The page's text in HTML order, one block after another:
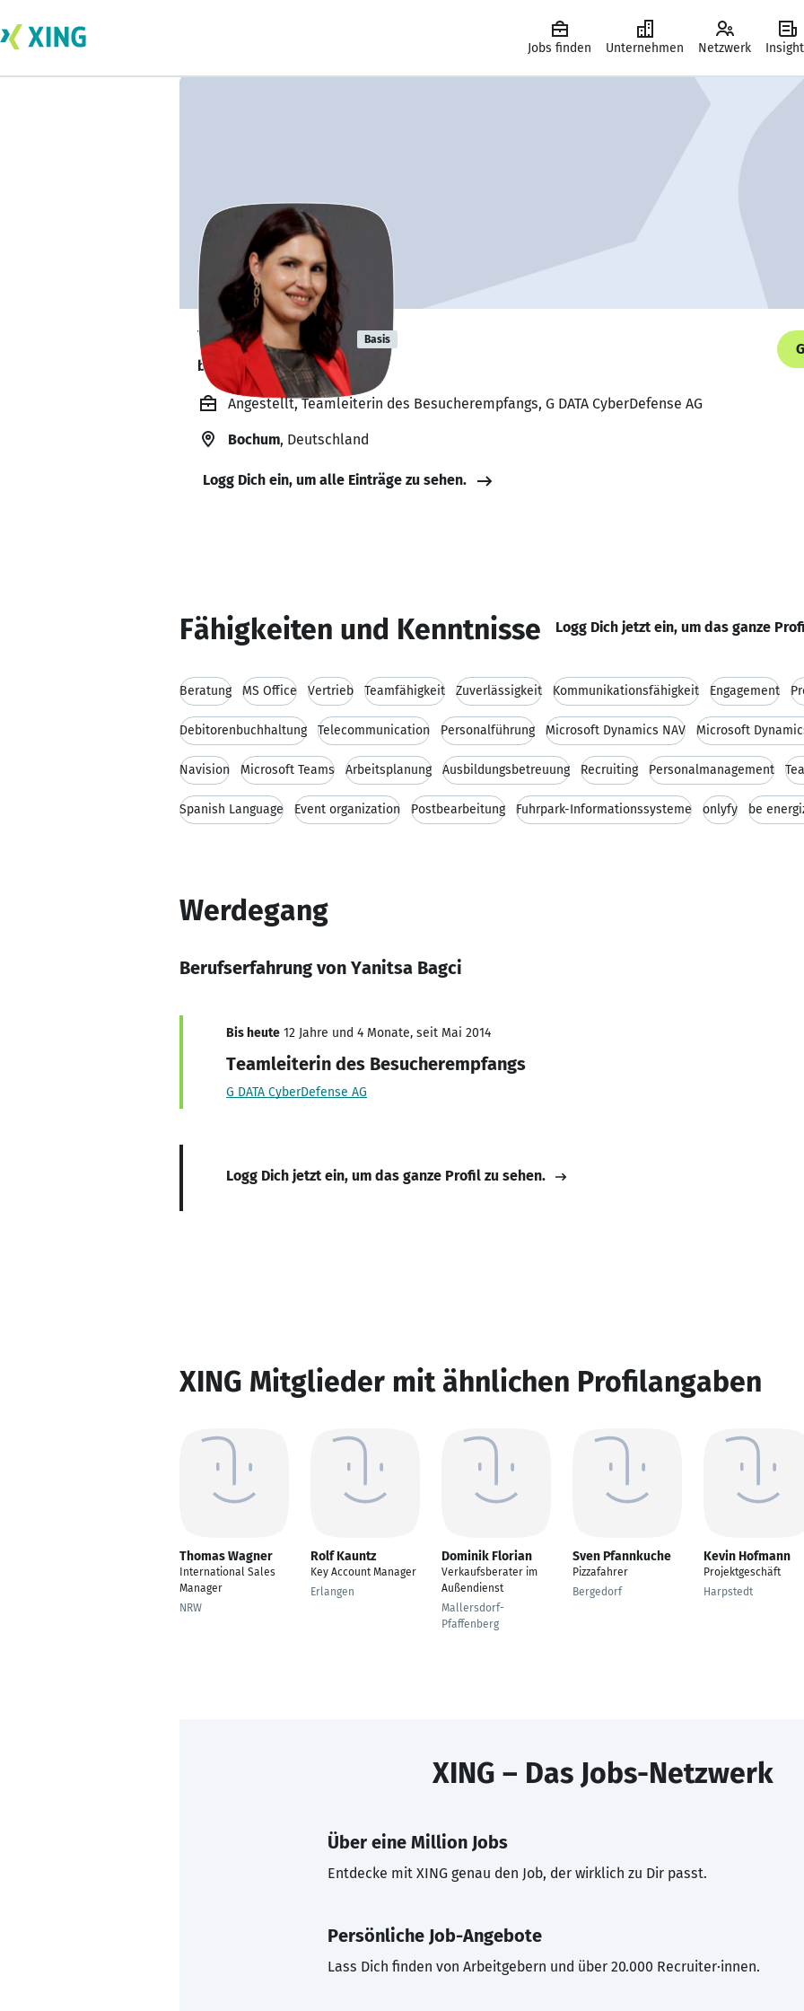
Jobs finden Unternehmen Netzwerk
Yanitsa Bagci Basis
bildet sich zurzeit weiter. 🎓
Angestellt, Teamleiterin des Besucherempfangs, G DATA CyberDefense AG
Bochum, Deutschland
Logg Dich ein, um alle Einträge zu sehen.
Fähigkeiten und Kenntnisse Logg Dich jetzt ein, um das ganze
Beratung MS Office Vertrieb Teamfähigkeit Zuverlässigkeit Kommunikationsfähigkeit Engagement
Debitorenbuchhaltung Telecommunication Personalführung Microsoft Dynamics NAV Microsoft
Navision Microsoft Teams Arbeitsplanung Ausbildungsbetreuung Recruiting Personalmanagement
Spanish Language Event organization Postbearbeitung Fuhrpark-Informationssysteme onlyfy be
Werdegang
Berufserfahrung von Yanitsa Bagci
Bis heute 12 Jahre und 4 Monate, seit Mai 2014
Teamleiterin des Besucherempfangs
G DATA CyberDefense AG
Logg Dich jetzt ein, um das ganze Profil zu sehen.
XING Mitglieder mit ähnlichen Profilangaben
Thomas Wagner
International Sales
Manager
NRW
Rolf Kauntz
Key Account Manager
Erlangen
Dominik Florian
Verkaufsberater im
Außendienst
Mallersdorf-
Pfaffenberg
Sven Pfannkuche
Pizzafahrer
Bergedorf
Kevin Hofmann
Projektgeschäft
Harpstedt
XING – Das Jobs-Netzwerk
Über eine Million Jobs
Entdecke mit XING genau den Job, der wirklich zu Dir passt.
Persönliche Job-Angebote
Lass Dich finden von Arbeitgebern und über 20.000 Recruiter·innen.